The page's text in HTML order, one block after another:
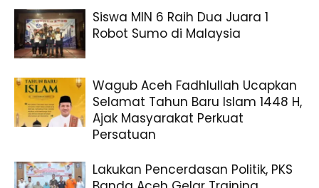
Siswa MIN 6 Raih Dua Juara 1
Robot Sumo di Malaysia
Wagub Aceh Fadhlullah Ucapkan
Selamat Tahun Baru Islam 1448 H,
Ajak Masyarakat Perkuat
Persatuan
Lakukan Pencerdasan Politik, PKS